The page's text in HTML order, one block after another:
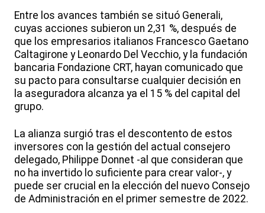
Entre los avances también se situó Generali,
cuyas acciones subieron un 2,31 %, después de
que los empresarios italianos Francesco Gaetano
Caltagirone y Leonardo Del Vecchio, y la fundación
bancaria Fondazione CRT, hayan comunicado que
su pacto para consultarse cualquier decisión en
la aseguradora alcanza ya el 15 % del capital del
grupo.
La alianza surgió tras el descontento de estos
inversores con la gestión del actual consejero
delegado, Philippe Donnet -al que consideran que
no ha invertido lo suficiente para crear valor-, y
puede ser crucial en la elección del nuevo Consejo
de Administración en el primer semestre de 2022.